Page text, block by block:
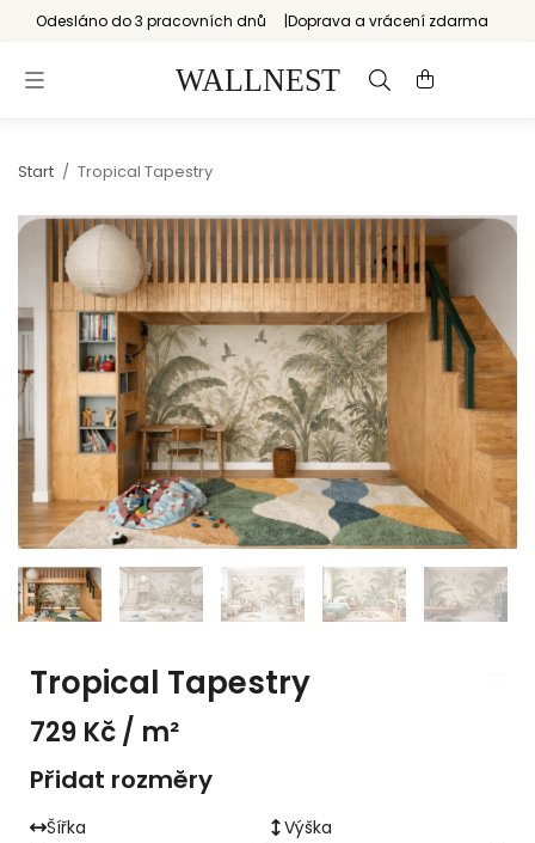
Odesláno do 3 pracovních dnů Doprava a vrácení zdarma
Start / Tropical Tapestry
Tropical Tapestry
729 Kč/ m²
Přidat rozměry
Šířka
Výška